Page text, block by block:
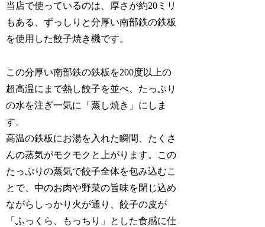
当店で使っているのは、厚さが約20ミリ
もある、ずっしりと分厚い南部鉄の鉄板
を使用した餃子焼き機です。
この分厚い南部鉄の鉄板を200度以上の
超高温にまで熱し餃子を並べ、たっぷり
の水を注ぎ一気に「蒸し焼き」にしま
す。
高温の鉄板にお湯を入れた瞬間、たくさ
んの蒸気がモクモクと上がります。この
たっぷりの蒸気で餃子全体を包み込むこ
とで、中のお肉や野菜の旨味を閉じ込め
ながらしっかり火が通り、餃子の皮が
「ふっくら、もっちり」とした食感に仕